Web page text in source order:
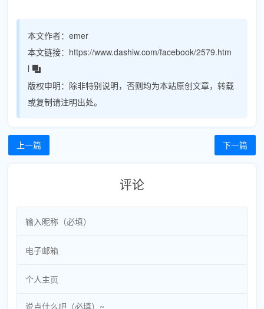
本文作者： emer
本文链接： https://www.dashiw.com/facebook/2579.htm
l
版权申明： 除非特别说明，否则均为本站原创文章，转载
或复制请注明出处。
上一篇 下一篇
评论